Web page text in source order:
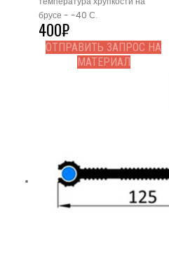
брусе - -40 С.
400₽
ОТПРАВИТЬ ЗАПРОС НА
МАТЕРИАЛ